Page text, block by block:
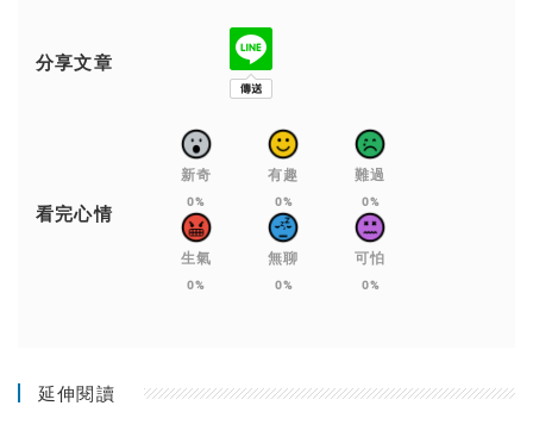
分享文章
看完心情
新奇
0%
有趣
0%
難過
0%
生氣
0%
無聊
0%
可怕
0%
延伸閱讀